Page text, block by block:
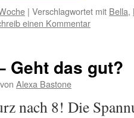
| Verschlagwortet mit Bella,
einen Kommentar
Geht das gut?
von Alexa Bastone
nach 8! Die